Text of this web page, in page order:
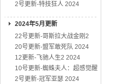
2号更新-特技狂人 2024
2024年5月更新
22号更新-哥斯拉大战金刚2
20号更新-盟军敢死队 2024
12更新-飞驰人生2 2024
10号更新-蜘蛛夫人：超感觉醒
2号更新-冠军亚瑟 2024